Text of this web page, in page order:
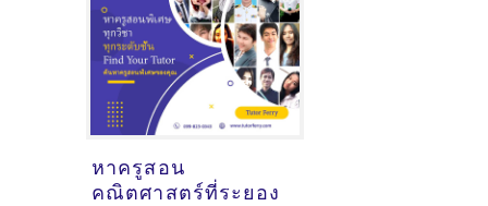
หาครูสอน
คณิตศาสตร์ที่ระยอง